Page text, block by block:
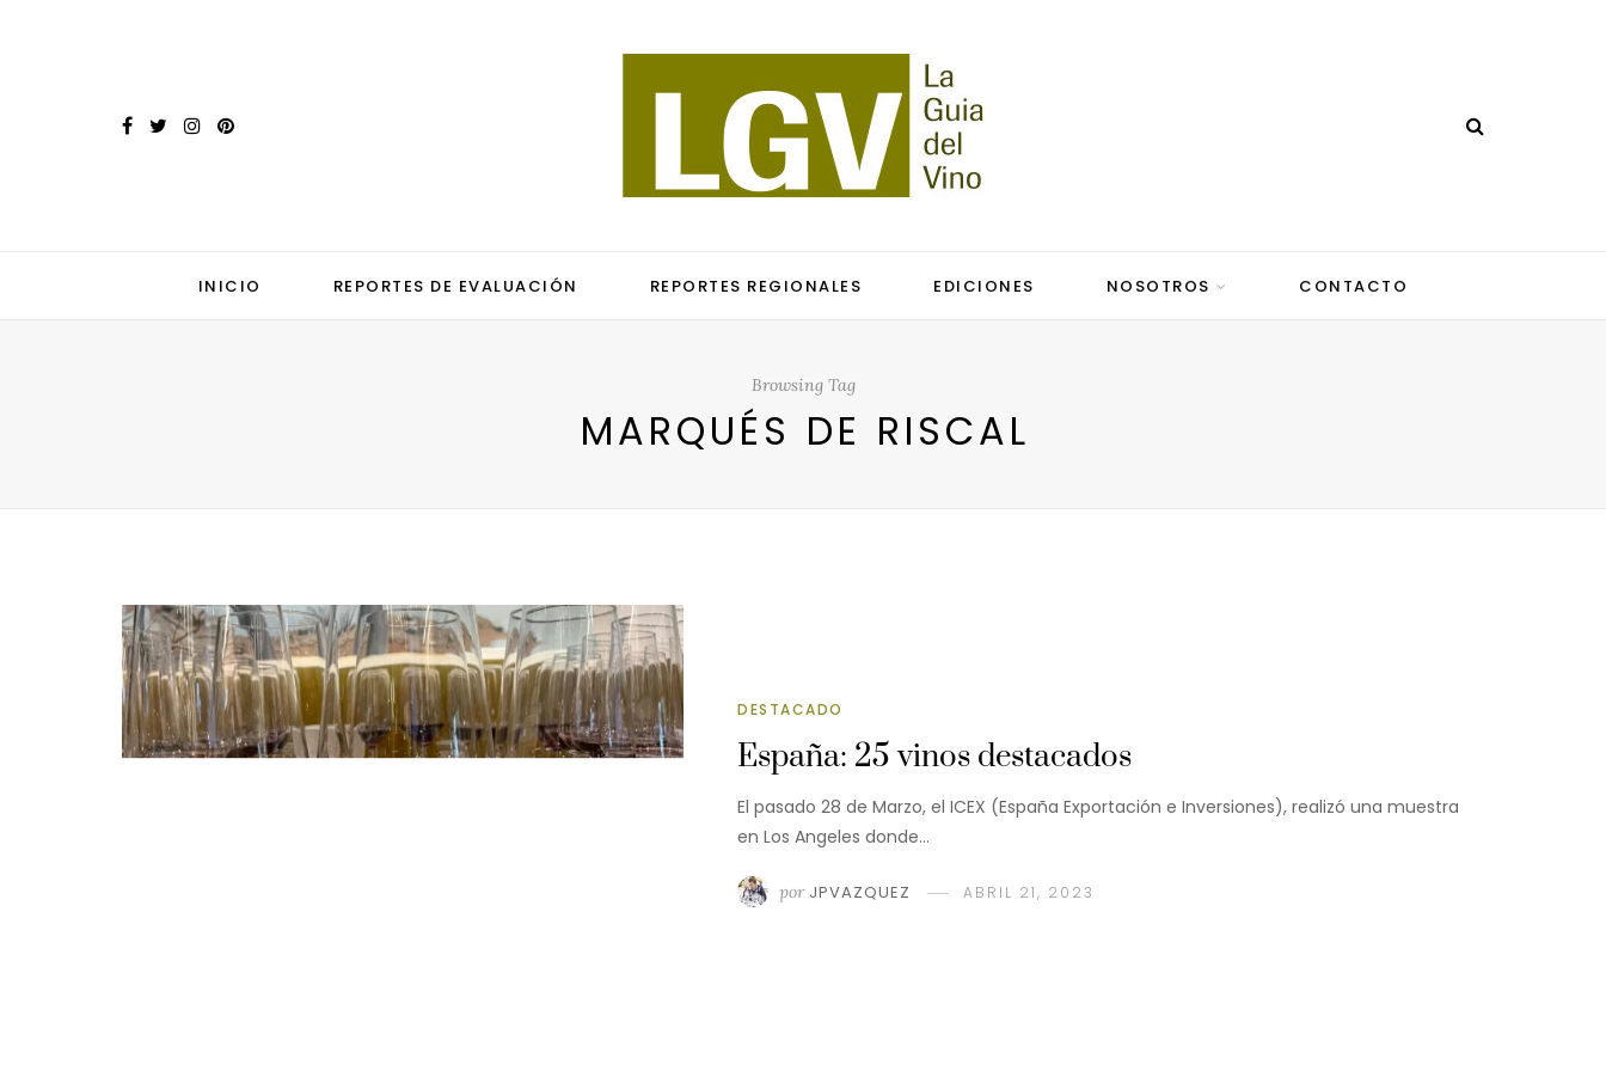
INICIO REPORTES DE EVALUACIÓN REPORTES REGIONALES EDICIONES NOSOTROS CONTACTO
Browsing Tag
MARQUÉS DE RISCAL
DESTACADO
España: 25 vinos destacados
El pasado 28 de Marzo, el ICEX (España Exportación e Inversiones), realizó una muestra
en Los Angeles donde…
por JPVAZQUEZ ABRIL 21, 2023